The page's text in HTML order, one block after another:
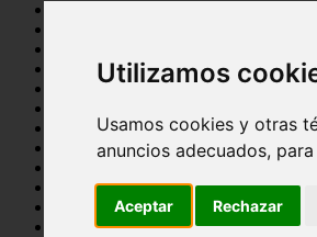
Utilizamos
Usamos cookies y otras
anuncios adecuados,
Aceptar Rechazar
tenencia responsable
mantenimiento
bienestar
peque os mam feros
verano